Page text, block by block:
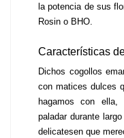
la potencia de sus
Rosin o BHO.
Características
Dichos cogollos
con matices dulces
hagamos con ella,
paladar durante
delicatesen que